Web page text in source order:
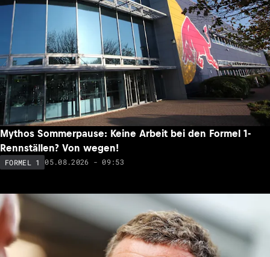
Mythos Sommerpause: Keine Arbeit bei den Formel 1-
Rennställen? Von wegen!
FORMEL 1 05.08.2026 - 09:53